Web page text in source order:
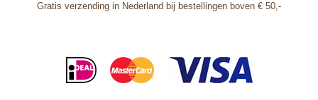
Gratis verzending in Nederland bij bestellingen boven € 50,-